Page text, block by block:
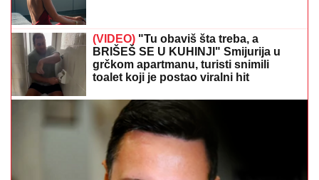
(VIDEO) "Tu obaviš šta treba, a
BRIŠEŠ SE U KUHINJI" Smijurija u
grčkom apartmanu, turisti snimili
toalet koji je postao viralni hit